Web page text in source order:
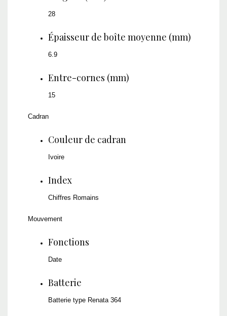
28
Épaisseur de boîte moyenne (mm)
6.9
Entre-cornes (mm)
15
Cadran
Couleur de cadran
Ivoire
Index
Chiffres Romains
Mouvement
Fonctions
Date
Batterie
Batterie type Renata 364